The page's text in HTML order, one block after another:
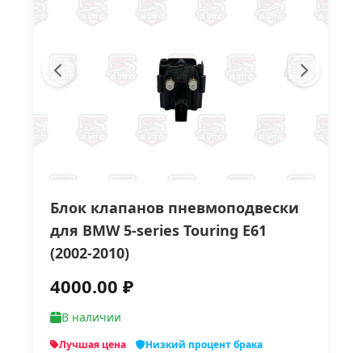
Блок клапанов пневмоподвески
для BMW 5-series Touring E61
(2002-2010)
4000.00 ₽
В наличии
Лучшая цена Низкий процент брака